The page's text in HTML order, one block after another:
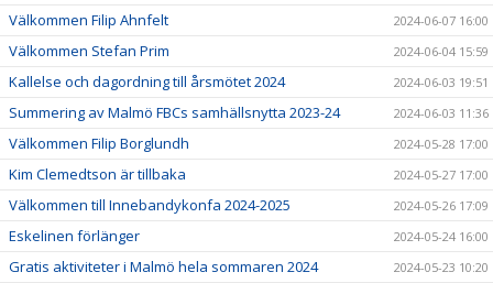
Välkommen Filip Ahnfelt 2024-06-07 16:00
Välkommen Stefan Prim 2024-06-04 15:59
Kallelse och dagordning till årsmötet 2024 2024-06-03 19:51
Summering av Malmö FBCs samhällsnytta 2023-24 2024-06-03 11:36
Välkommen Filip Borglundh 2024-05-28 17:00
Kim Clemedtson är tillbaka 2024-05-27 17:00
Välkommen till Innebandykonfa 2024-2025 2024-05-26 17:09
Eskelinen förlänger 2024-05-24 16:00
Gratis aktiviteter i Malmö hela sommaren 2024 2024-05-23 10:20